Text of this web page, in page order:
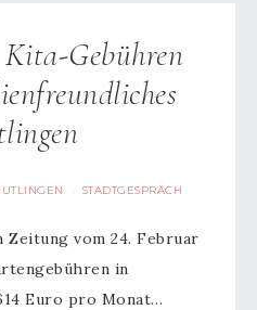
Kita-Gebühren
· STADTGESPRÄCH
Zeitung vom 24. Februar
in
Euro pro Monat…